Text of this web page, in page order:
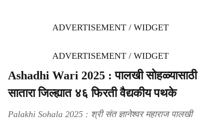
ADVERTISEMENT / WIDGET
ADVERTISEMENT / WIDGET
Ashadhi Wari 2025 : पालखी सोहळ्यासाठी
सातारा जिल्ह्यात ४६ फिरती वैद्यकीय पथके
Palakhi Sohala 2025 : श्री संत ज्ञानेश्वर महाराज पालखी